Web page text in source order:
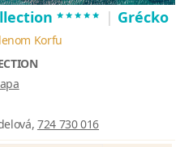
***** | Grécko
Korfu
724 730 016